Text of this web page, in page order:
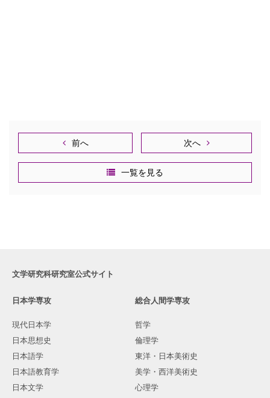
前へ
一覧を見る
次へ
文学研究科研究室公式サイト
日本学専攻
現代日本学
日本思想史
日本語学
日本語教育学
日本文学
総合人間学専攻
哲学
倫理学
東洋・日本美術史
美学・西洋美術史
心理学